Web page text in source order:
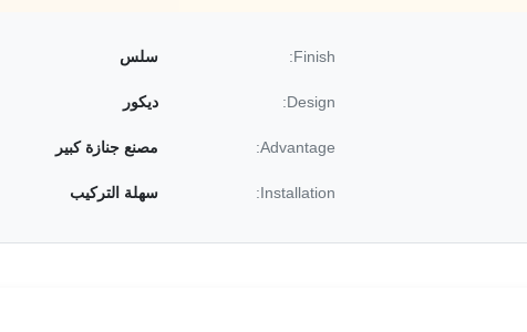
Finish: سلس
Design: ديكور
Advantage: مصنع جنازة كبير
Installation: سهلة التركيب